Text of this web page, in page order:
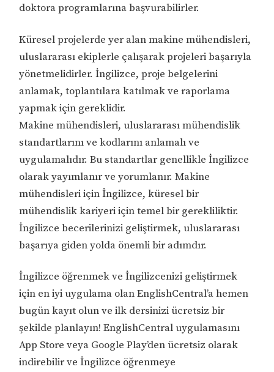
doktora programlarına başvurabilirler.
Küresel projelerde yer alan makine mühendisleri,
uluslararası ekiplerle çalışarak projeleri başarıyla
yönetmelidirler. İngilizce, proje belgelerini
anlamak, toplantılara katılmak ve raporlama
yapmak için gereklidir.
Makine mühendisleri, uluslararası mühendislik
standartlarını ve kodlarını anlamalı ve
uygulamalıdır. Bu standartlar genellikle İngilizce
olarak yayımlanır ve yorumlanır. Makine
mühendisleri için İngilizce, küresel bir
mühendislik kariyeri için temel bir gerekliliktir.
İngilizce becerilerinizi geliştirmek, uluslararası
başarıya giden yolda önemli bir adımdır.
İngilizce öğrenmek ve İngilizcenizi geliştirmek
için en iyi uygulama olan EnglishCentral’a hemen
bugün kayıt olun ve ilk dersinizi ücretsiz bir
şekilde planlayın! EnglishCentral uygulamasını
App Store veya Google Play’den ücretsiz olarak
indirebilir ve İngilizce öğrenmeye